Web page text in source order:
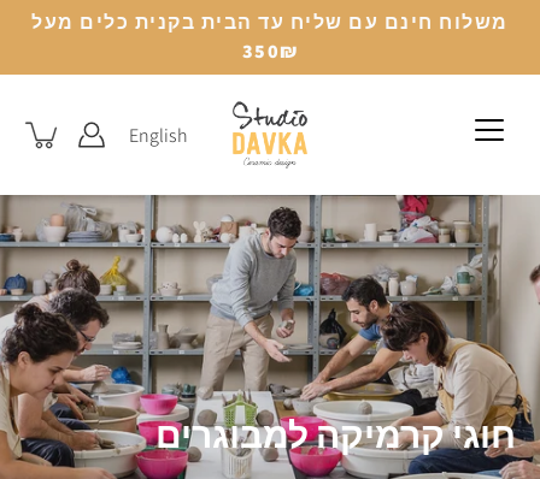
משלוח חינם עם שליח עד הבית בקנית כלים מעל
350₪
English
חוגי קרמיקה למבוגרים